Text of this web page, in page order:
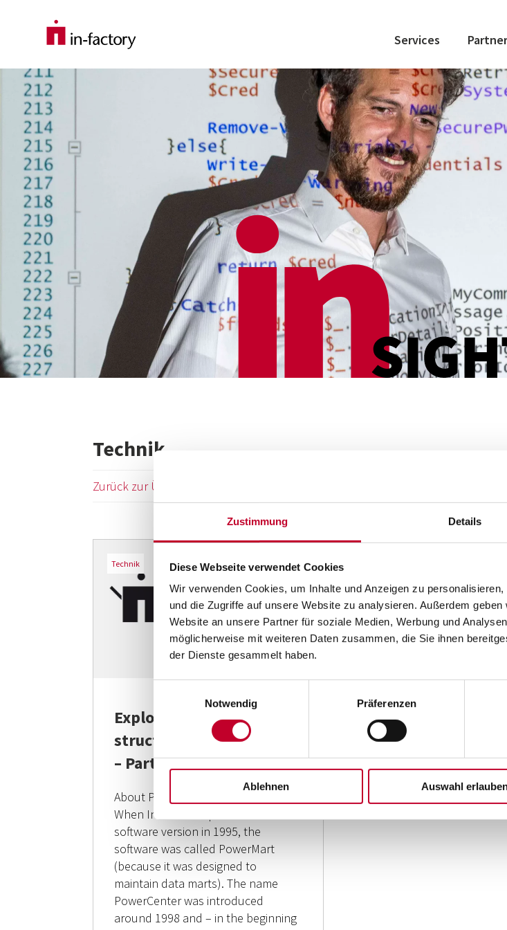
Zustimmung Details
Diese Webseite verwendet Cookies
Wir verwenden Cookies, um Inhalte und Anzeigen zu
und die Zugriffe auf unsere Website zu analysieren. Außerdem
Website an unsere Partner für soziale Medien, Werbung und
möglicherweise mit weiteren Daten zusammen, die Sie ihnen
der Dienste gesammelt haben.
Notwendig
Präferenzen
Ablehnen Auswahl
Services
Technik
Zurück zur Übersicht
Technik
Exploring the general
structure of PowerCenter
– Part 1
About PowerCenter & PowerMart
When Informatica published its first
software version in 1995, the
software was called PowerMart
(because it was designed to
maintain data marts). The name
PowerCenter was introduced
around 1998 and – in the beginning